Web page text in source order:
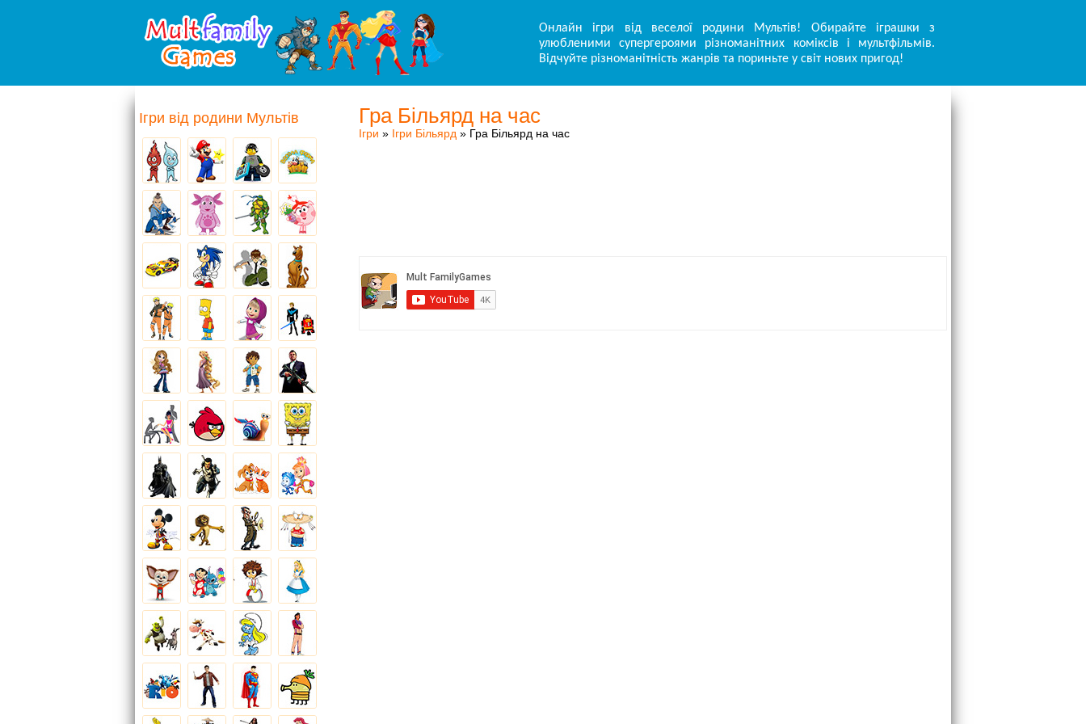
Онлайн ігри від веселої родини Мультів! Обирайте іграшки з
улюбленими супергероями різноманітних коміксів і мультфільмів.
Відчуйте різноманітність жанрів та пориньте у світ нових пригод!
Гра Більярд на час
Ігри » Ігри Більярд » Гра Більярд на час
Ігри від родини Мультів